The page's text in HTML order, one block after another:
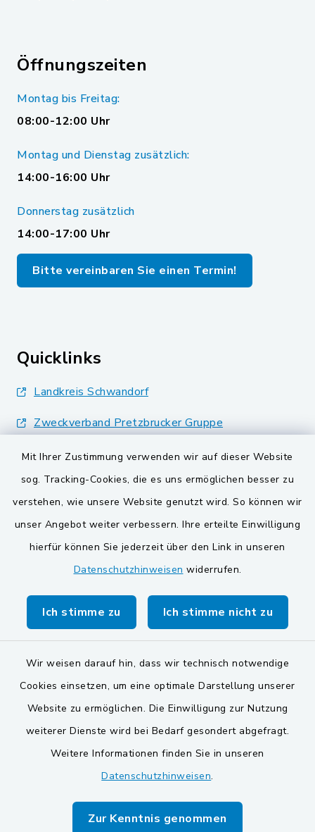
Mit Ihrer Zustimmung verwenden wir auf dieser Website
sog. Tracking-Cookies, die es uns ermöglichen besser zu
verstehen, wie unsere Website genutzt wird. So können wir
unser Angebot weiter verbessern. Ihre erteilte Einwilligung
hierfür können Sie jederzeit über den Link in unseren
Datenschutzhinweisen widerrufen.
Ich stimme zu Ich stimme nicht zu
Wir weisen darauf hin, dass wir technisch notwendige
Cookies einsetzen, um eine optimale Darstellung unserer
Website zu ermöglichen. Die Einwilligung zur Nutzung
weiterer Dienste wird bei Bedarf gesondert abgefragt.
Weitere Informationen finden Sie in unseren
Datenschutzhinweisen.
Zur Kenntnis genommen
Öffnungszeiten
Montag bis Freitag:
08:00-12:00 Uhr
Montag und Dienstag zusätzlich:
14:00-16:00 Uhr
Donnerstag zusätzlich
14:00-17:00 Uhr
Bitte vereinbaren Sie einen Termin!
Quicklinks
Landkreis Schwandorf
Zweckverband Pretzbrucker Gruppe
BayernPortal
Gemeinden der
Verwaltungsgemeinschaft
Gemeinde Schwarzach bei Nabburg
Markt Schwarzenfeld
Gemeinde Stulln
Barrierefreiheit